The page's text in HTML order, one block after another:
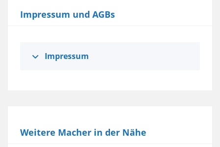
Impressum und AGBs
Impressum
Weitere Macher in der Nähe